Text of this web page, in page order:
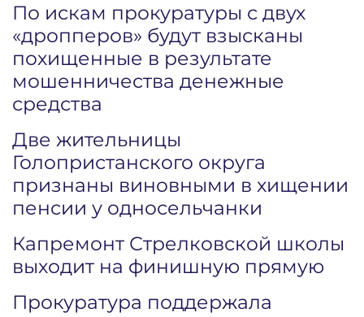
По искам прокуратуры с двух
«дропперов» будут взысканы
похищенные в результате
мошенничества денежные
средства
Две жительницы
Голопристанского округа
признаны виновными в хищении
пенсии у односельчанки
Капремонт Стрелковской школы
выходит на финишную прямую
Прокуратура поддержала